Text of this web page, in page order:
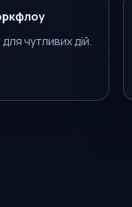
чутливих дій.